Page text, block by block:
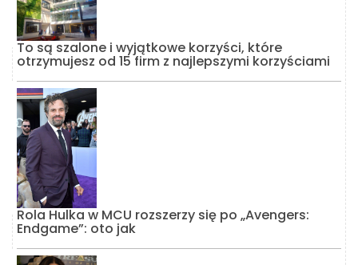
To są szalone i wyjątkowe korzyści, które
otrzymujesz od 15 firm z najlepszymi korzyściami
Rola Hulka w MCU rozszerzy się po „Avengers:
Endgame”: oto jak